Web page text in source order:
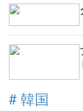
# 韓国